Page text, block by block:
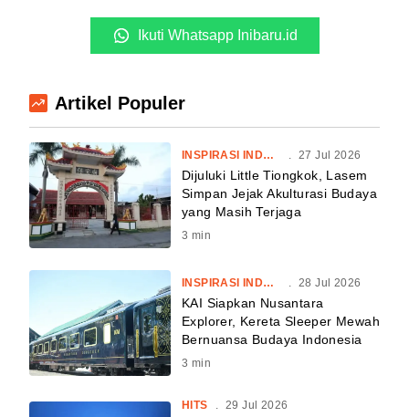
Ikuti Whatsapp Inibaru.id
Artikel Populer
INSPIRASI INDONESIA 27 Jul 2026
Dijuluki Little Tiongkok, Lasem
Simpan Jejak Akulturasi Budaya
yang Masih Terjaga
3 min
INSPIRASI INDONESIA . 28 Jul 2026
KAI Siapkan Nusantara
Explorer, Kereta Sleeper Mewah
Bernuansa Budaya Indonesia
3 min
HITS . 29 Jul 2026